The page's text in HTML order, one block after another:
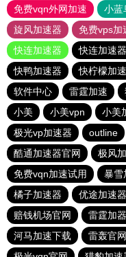
免费vqn外网加速
小蓝
旋风加速器
免费vps加
快连加速器
快连加速
快鸭加速器
快柠檬加
软件中心
雷霆加速
小美
小美vpn 小美
极光vp加速器
outline
酷通加速器官网
极风
免费vqn加速试用
暴雪
橘子加速器
优途加速器
赔钱机场官网
雷霆加
河马加速下载
雷轰官